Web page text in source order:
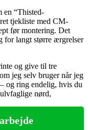
en “Thisted-
tjekliste med CM-
før montering. Det
for langt større ærgrelser
og give til tre
jeg selv bruger når jeg
og ring endelig, hvis du
nørd,